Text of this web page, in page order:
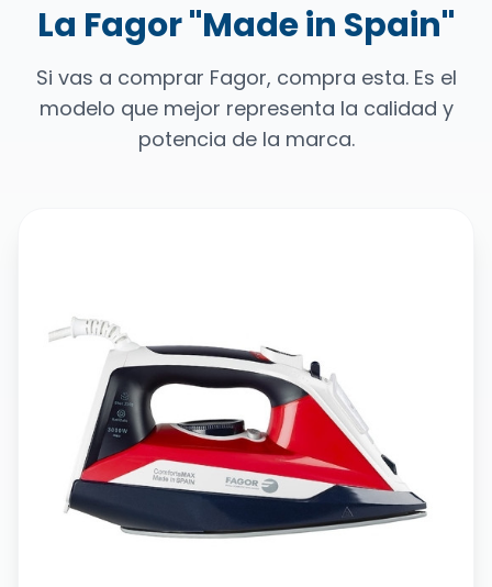
La Fagor "Made in Spain"
Si vas a comprar Fagor, compra esta. Es el
modelo que mejor representa la calidad y
potencia de la marca.